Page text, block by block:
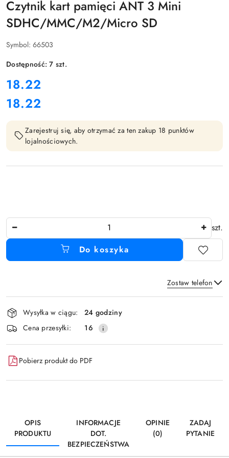
Czytnik kart pamięci ANT 3 Mini
SDHC/MMC/M2/Micro SD
Symbol: 66503
Dostępność:7 szt.
cena:
18.22
Cena:
18.22
Zarejestruj się, aby otrzymać za ten zakup 18 punktów
lojalnościowych.
szt.
Do koszyka
Zostaw telefon
Wyślij
Dostępność
i
dostawa
Wysyłka w ciągu:
24 godziny
Cena przesyłki:
16
Pobierz produkt do PDF
OPIS
PRODUKTU
INFORMACJE
DOT.
BEZPIECZEŃSTWA
OPINIE
(0)
ZADAJ
PYTANIE